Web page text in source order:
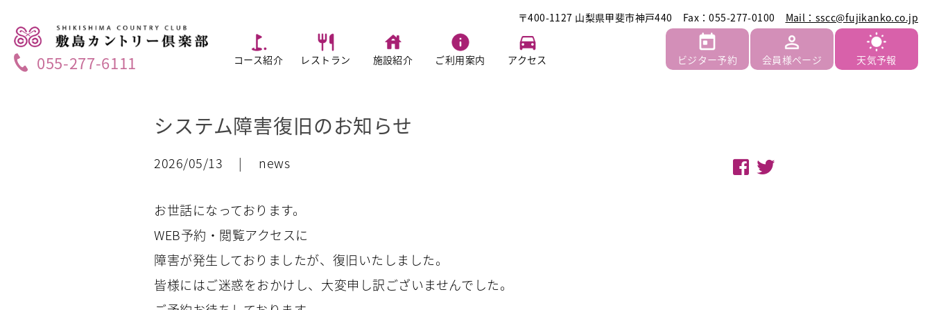
〒400-1127 山梨県甲斐市神戸440 Fax：055-277-0100 Mail：sscc@fujikanko.co.jp
055-277-6111 コース紹介 レストラン 施設紹介 ご利用案内 アクセス ビジター予約 会員様ページ 天気予報
システム障害復旧のお知らせ
2026/05/13 | news
お世話になっております。
WEB予約・閲覧アクセスに
障害が発生しておりましたが、復旧いたしました。
皆様にはご迷惑をおかけし、大変申し訳ございませんでした。